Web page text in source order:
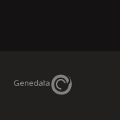
Genedata Link